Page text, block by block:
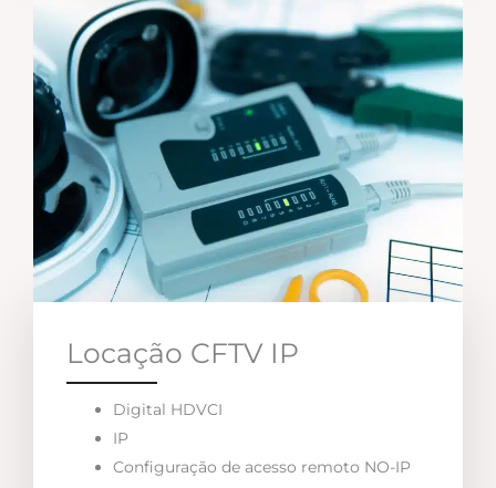
Locação CFTV IP
Digital HDVCI
IP
Configuração de acesso remoto NO-IP